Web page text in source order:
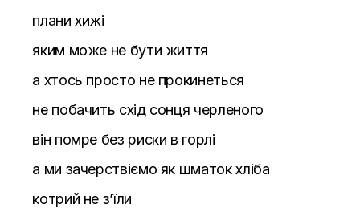
плани хижі
яким може не бути життя
а хтось просто не прокинеться
не побачить схід сонця черленого
він помре без риски в горлі
а ми зачерствіємо як шматок хліба
котрий не з’їли